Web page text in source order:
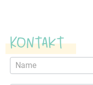
Kontakt
Kontaktformular